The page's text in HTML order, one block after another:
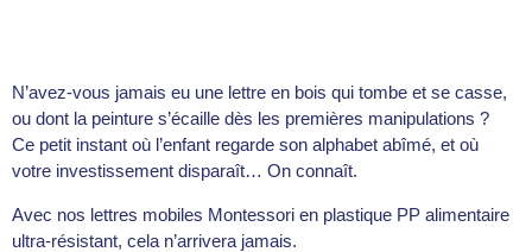
N’avez-vous jamais eu une lettre en bois qui tombe et se casse,
ou dont la peinture s’écaille dès les premières manipulations ?
Ce petit instant où l’enfant regarde son alphabet abîmé, et où
votre investissement disparaît… On connaît.
Avec nos lettres mobiles Montessori en plastique PP alimentaire
ultra-résistant, cela n’arrivera jamais.